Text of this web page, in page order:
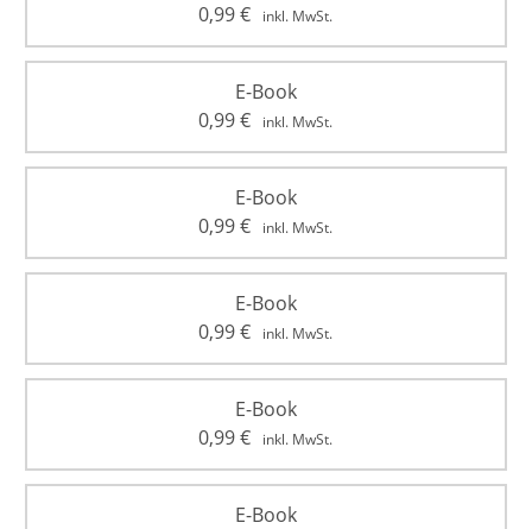
0,99€ inkl. MwSt.
E-Book
0,99€ inkl. MwSt.
E-Book
0,99€ inkl. MwSt.
E-Book
0,99€ inkl. MwSt.
E-Book
0,99€ inkl. MwSt.
E-Book